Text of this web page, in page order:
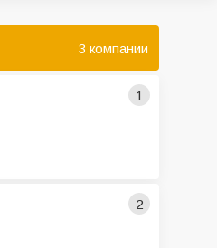
3 компании
1
2